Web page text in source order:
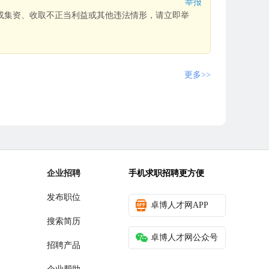
举报
资、收取不正当利益或其他违法情形，请立即举
更多>>
企业招聘
发布职位
搜索简历
招聘产品
手机求职招聘更方便
卓博人才网APP
卓博人才网公众号